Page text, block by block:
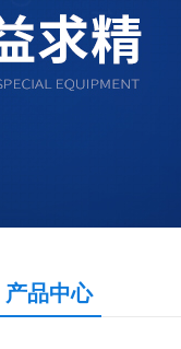
产品中心